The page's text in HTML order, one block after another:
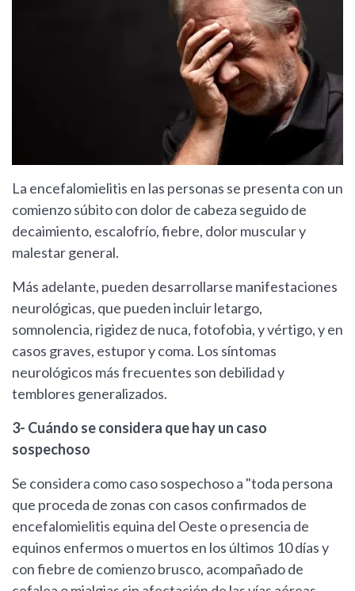
La encefalomielitis en las personas se presenta con un
comienzo súbito con dolor de cabeza seguido de
decaimiento, escalofrío, fiebre, dolor muscular y
malestar general.
Más adelante, pueden desarrollarse manifestaciones
neurológicas, que pueden incluir letargo,
somnolencia, rigidez de nuca, fotofobia, y vértigo, y en
casos graves, estupor y coma. Los síntomas
neurológicos más frecuentes son debilidad y
temblores generalizados.
3- Cuándo se considera que hay un caso
sospechoso
Se considera como caso sospechoso a "toda persona
que proceda de zonas con casos confirmados de
encefalomielitis equina del Oeste o presencia de
equinos enfermos o muertos en los últimos 10 días y
con fiebre de comienzo brusco, acompañado de